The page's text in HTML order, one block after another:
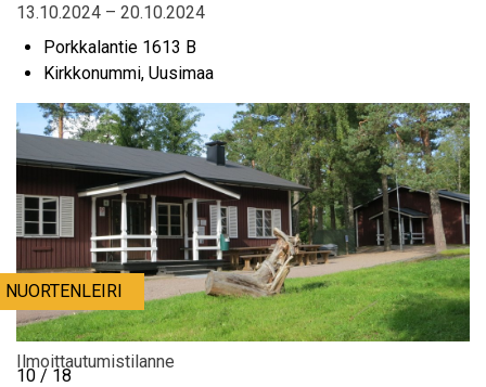
13.10.2024 – 20.10.2024
Porkkalantie 1613 B
Kirkkonummi, Uusimaa
NUORTENLEIRI
Ilmoittautumistilanne
10 / 18